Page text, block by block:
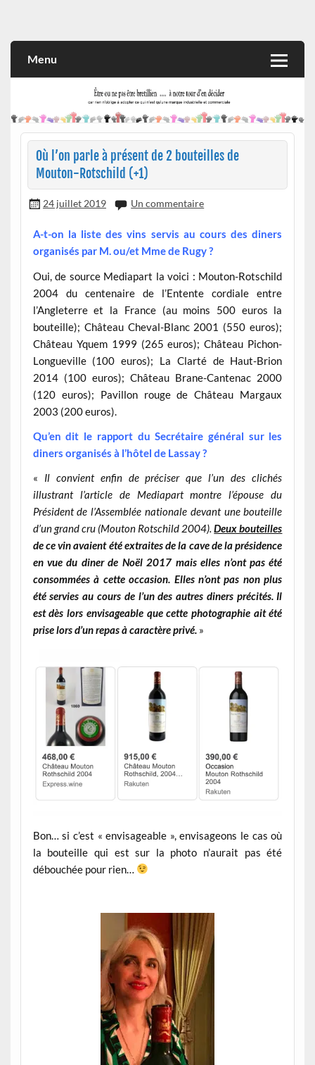
et commerciale
Menu
Où l’on parle à présent de 2 bouteilles de
Mouton-Rotschild (+1)
24 juillet 2019 Un commentaire
A-t-on la liste des vins servis au cours des diners
organisés par M. ou/et Mme de Rugy ?
Oui, de source Mediapart la voici : Mouton-Rotschild
2004 du centenaire de l’Entente cordiale entre
l’Angleterre et la France (au moins 500 euros la
bouteille); Château Cheval-Blanc 2001 (550 euros);
Château Yquem 1999 (265 euros); Château Pichon-
Longueville (100 euros); La Clarté de Haut-Brion
2014 (100 euros); Château Brane-Cantenac 2000
(120 euros); Pavillon rouge de Château Margaux
2003 (200 euros).
Qu’en dit le rapport du Secrétaire général sur les
diners organisés à l’hôtel de Lassay ?
« Il convient enfin de préciser que l’un des clichés
illustrant l’article de Mediapart montre l’épouse du
Président de l’Assemblée nationale devant une bouteille
d’un grand cru (Mouton Rotschild 2004).Deux bouteilles
de ce vin avaient été extraites de la cave de la présidence
en vue du diner de Noël 2017 mais elles n’ont pas été
consommées à cette occasion. Elles n’ont pas non plus
été servies au cours de l’un des autres diners précités. Il
est dès lors envisageable que cette photographie ait été
prise lors d’un repas à caractère privé. »
Bon… si c’est « envisageable », envisageons le cas où
la bouteille qui est sur la photo n’aurait pas été
débouchée pour rien…